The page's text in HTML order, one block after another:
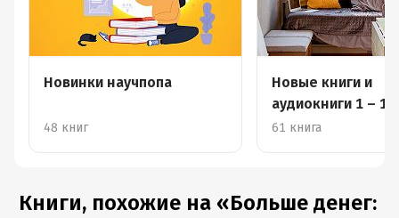
Новинки научпопа
48 книг
Новые книги и
61 книга
Книги, похожие на «Больше денег: